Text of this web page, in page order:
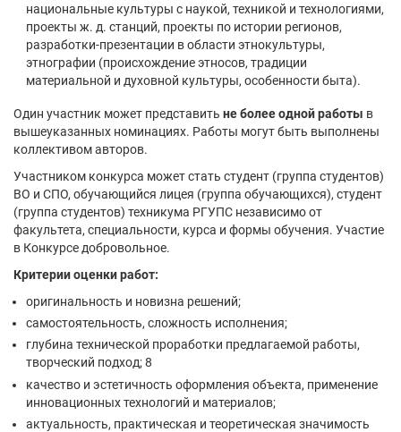
национальные культуры с наукой, техникой и технологиями,
проекты ж. д. станций, проекты по истории регионов,
разработки-презентации в области этнокультуры,
этнографии (происхождение этносов, традиции
материальной и духовной культуры, особенности быта).
Один участник может представить не более одной работы в
вышеуказанных номинациях. Работы могут быть выполнены
коллективом авторов.
Участником конкурса может стать студент (группа студентов)
ВО и СПО, обучающийся лицея (группа обучающихся), студент
(группа студентов) техникума РГУПС независимо от
факультета, специальности, курса и формы обучения. Участие
в Конкурсе добровольное.
Критерии оценки работ:
оригинальность и новизна решений;
самостоятельность, сложность исполнения;
глубина технической проработки предлагаемой работы,
творческий подход; 8
качество и эстетичность оформления объекта, применение
инновационных технологий и материалов;
актуальность, практическая и теоретическая значимость